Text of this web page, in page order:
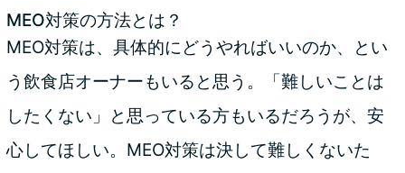
MEO対策の方法とは？
MEO対策は、具体的にどうやればいいのか、とい
う飲食店オーナーもいると思う。「難しいことは
したくない」と思っている方もいるだろうが、安
心してほしい。MEO対策は決して難しくないた